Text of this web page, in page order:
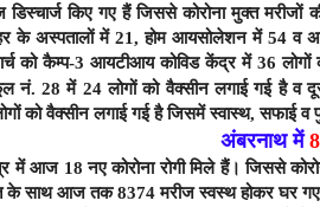
किए गए हैं जिससे कोरोना मुक्त मरीजों
के अस्पतालों में 21, होम आयसोलेशन में 54 व
को कैम्प-3 आयटीआय कोविड केंद्र में 36
नं. 28 में 24 लोगों को वैक्सीन लगाई गई हैव
को वैक्सीन लगाई गई है जिसमें स्वास्थ, सफाई व
अंबरनाथ में
में आज 18 नए कोरोना रोगी मिले हैं। जिससे
के साथआज तक 8374 मरीज स्वस्थ होकर घर